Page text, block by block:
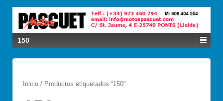
150
Inicio / Productos etiquetados “150”